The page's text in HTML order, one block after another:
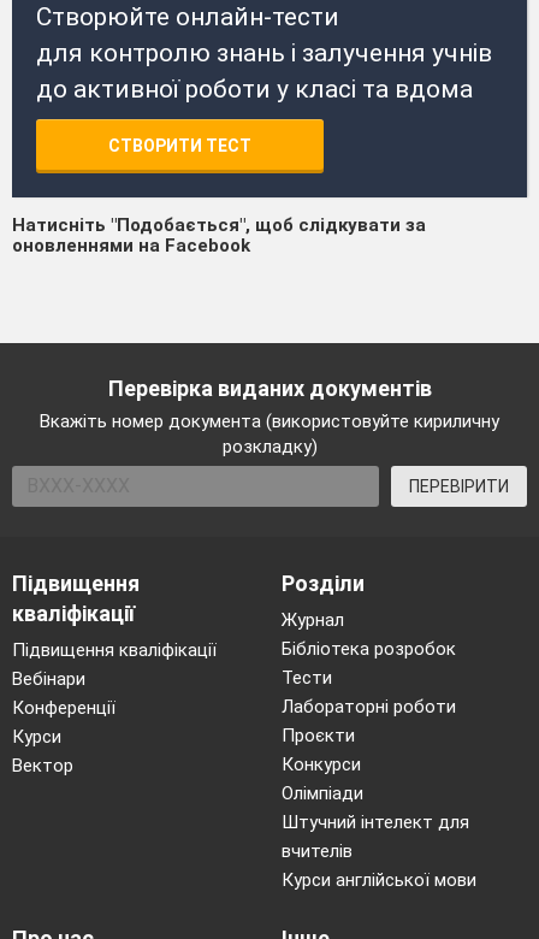
Створюйте онлайн-тести
для контролю знань і залучення учнів
до активної роботи у класі та вдома
СТВОРИТИ ТЕСТ
Натисніть "Подобається", щоб слідкувати за
оновленнями на Facebook
Перевірка виданих документів
Вкажіть номер документа (використовуйте кириличну
розкладку)
ПЕРЕВІРИТИ
Підвищення
кваліфікації
Підвищення кваліфікації
Вебінари
Конференції
Курси
Вектор
Розділи
Журнал
Бібліотека розробок
Тести
Лабораторні роботи
Проєкти
Конкурси
Олімпіади
Штучний інтелект для
вчителів
Курси англійської мови